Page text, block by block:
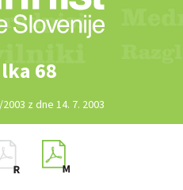
68
z dne 14. 7. 2003